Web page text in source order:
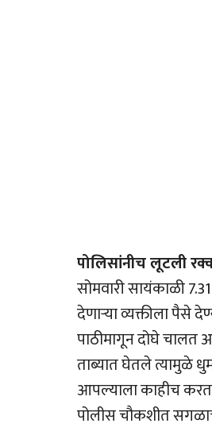
पोलिसांनीच लूटली
सोमवारी सायंकाळी
देणार्‍या व्यक्तीला पैसे
पाठीमागून दोघे चालत
ताब्यात घेतले त्यामुळे
आपल्याला काहीच
पोलीस चौकशीत